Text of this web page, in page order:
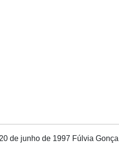
de junho de 1997 Fúlvia